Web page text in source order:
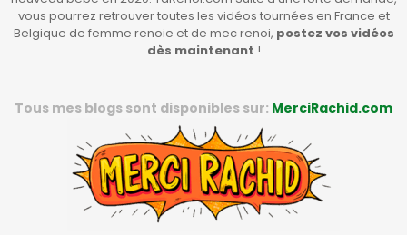
vous pourrez retrouver toutes les vidéos tournées en France et
Belgique de femme renoie et de mec renoi, postez vos vidéos
dès maintenant !
Tous mes blogs sont disponibles sur: MerciRachid.com